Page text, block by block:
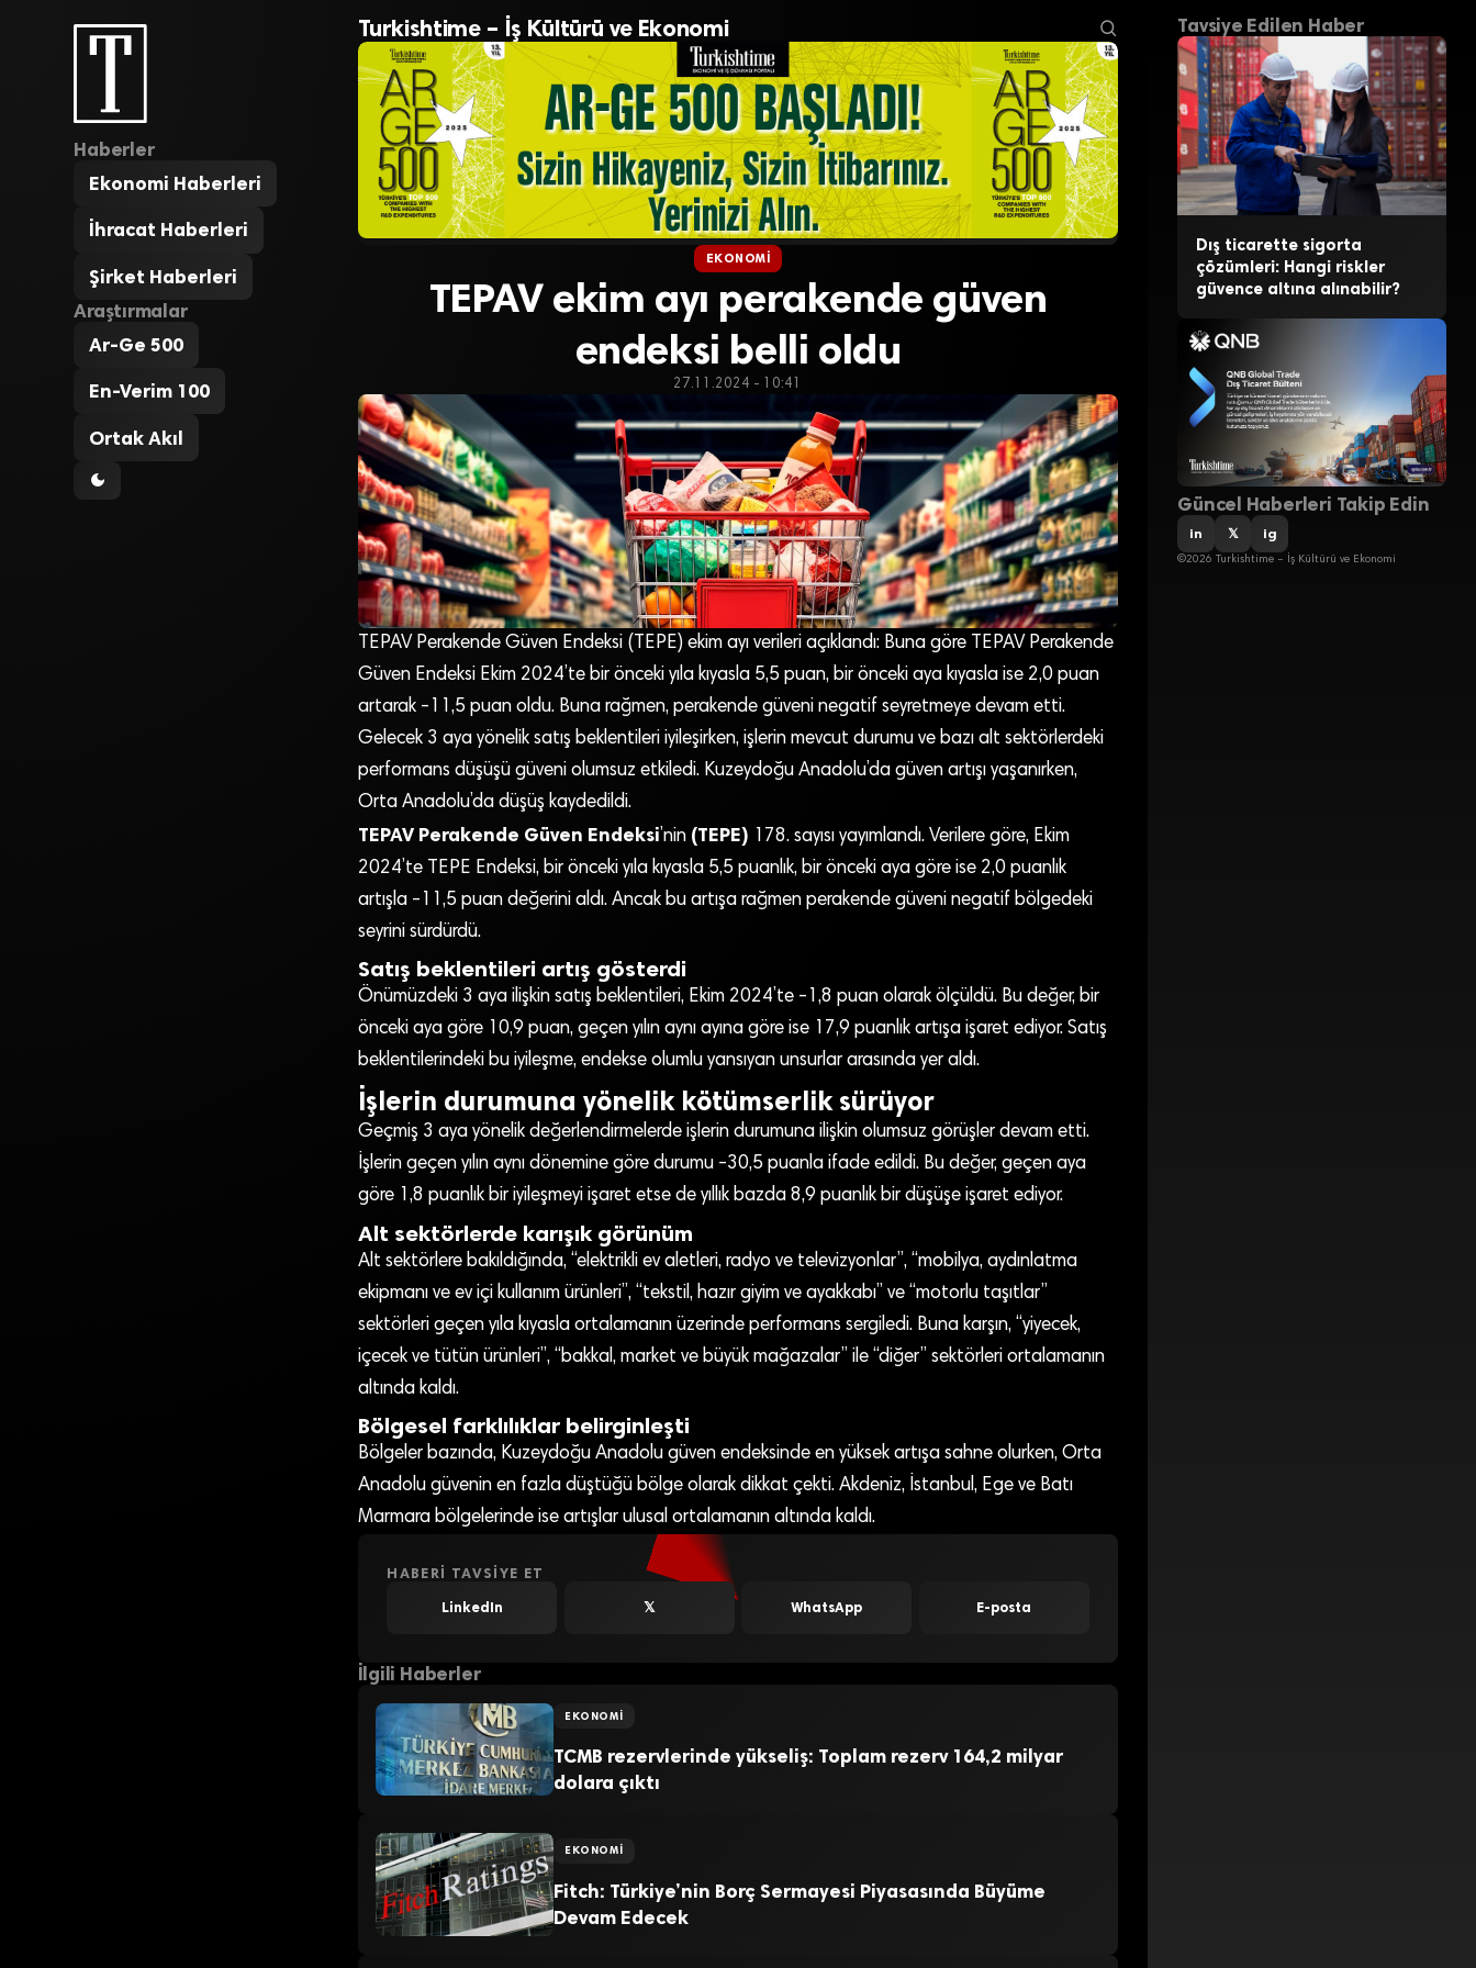
Haberler
Ekonomi Haberleri
İhracat Haberleri
Şirket Haberleri
Araştırmalar
Ar-Ge 500
En-Verim 100
Ortak Akıl
Turkishtime – İş Kültürü ve Ekonomi
EKONOMI
TEPAV ekim ayı perakende güven
endeksi belli oldu
27.11.2024 - 10:41
TEPAV Perakende Güven Endeksi (TEPE) ekim ayı verileri açıklandı: Buna göre TEPAV Perakende
Güven Endeksi Ekim 2024’te bir önceki yıla kıyasla 5,5 puan, bir önceki aya kıyasla ise 2,0 puan
artarak -11,5 puan oldu. Buna rağmen, perakende güveni negatif seyretmeye devam etti.
Gelecek 3 aya yönelik satış beklentileri iyileşirken, işlerin mevcut durumu ve bazı alt sektörlerdeki
performans düşüşü güveni olumsuz etkiledi. Kuzeydoğu Anadolu’da güven artışı yaşanırken,
Orta Anadolu’da düşüş kaydedildi.
TEPAV Perakende Güven Endeksi’nin (TEPE) 178. sayısı yayımlandı. Verilere göre, Ekim
2024’te TEPE Endeksi, bir önceki yıla kıyasla 5,5 puanlık, bir önceki aya göre ise 2,0 puanlık
artışla -11,5 puan değerini aldı. Ancak bu artışa rağmen perakende güveni negatif bölgedeki
seyrini sürdürdü.
Satış beklentileri artış gösterdi
Önümüzdeki 3 aya ilişkin satış beklentileri, Ekim 2024’te -1,8 puan olarak ölçüldü. Bu değer, bir
önceki aya göre 10,9 puan, geçen yılın aynı ayına göre ise 17,9 puanlık artışa işaret ediyor. Satış
beklentilerindeki bu iyileşme, endekse olumlu yansıyan unsurlar arasında yer aldı.
İşlerin durumuna yönelik kötümserlik sürüyor
Geçmiş 3 aya yönelik değerlendirmelerde işlerin durumuna ilişkin olumsuz görüşler devam etti.
İşlerin geçen yılın aynı dönemine göre durumu -30,5 puanla ifade edildi. Bu değer, geçen aya
göre 1,8 puanlık bir iyileşmeyi işaret etse de yıllık bazda 8,9 puanlık bir düşüşe işaret ediyor.
Alt sektörlerde karışık görünüm
Alt sektörlere bakıldığında, “elektrikli ev aletleri, radyo ve televizyonlar”, “mobilya, aydınlatma
ekipmanı ve ev içi kullanım ürünleri”, “tekstil, hazır giyim ve ayakkabı” ve “motorlu taşıtlar”
sektörleri geçen yıla kıyasla ortalamanın üzerinde performans sergiledi. Buna karşın, “yiyecek,
içecek ve tütün ürünleri”, “bakkal, market ve büyük mağazalar” ile “diğer” sektörleri ortalamanın
altında kaldı.
Bölgesel farklılıklar belirginleşti
Bölgeler bazında, Kuzeydoğu Anadolu güven endeksinde en yüksek artışa sahne olurken, Orta
Anadolu güvenin en fazla düştüğü bölge olarak dikkat çekti. Akdeniz, İstanbul, Ege ve Batı
Marmara bölgelerinde ise artışlar ulusal ortalamanın altında kaldı.
HABERI TAVSIYE ET
LinkedIn 𝕏 WhatsApp E-posta
İlgili Haberler
EKONOMI
TCMB rezervlerinde yükseliş: Toplam rezerv 164,2 milyar
dolara çıktı
EKONOMI
Fitch: Türkiye’nin Borç Sermayesi Piyasasında Büyüme
Devam Edecek
Tavsiye Edilen Haber
Dış ticarette sigorta
çözümleri: Hangi riskler
güvence altına alınabilir?
Güncel Haberleri Takip Edin
in 𝕏 ig
©2026 Turkishtime – İş Kültürü ve Ekonomi